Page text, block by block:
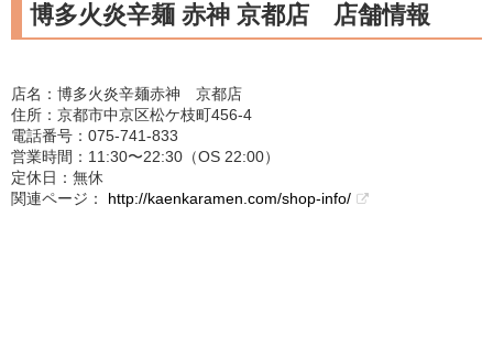
博多火炎辛麺 赤神 京都店 店舗情報
店名：博多火炎辛麺赤神 京都店
住所：京都市中京区松ケ枝町456-4
電話番号：075-741-833
営業時間：11:30〜22:30（OS 22:00）
定休日：無休
関連ページ： http://kaenkaramen.com/shop-info/